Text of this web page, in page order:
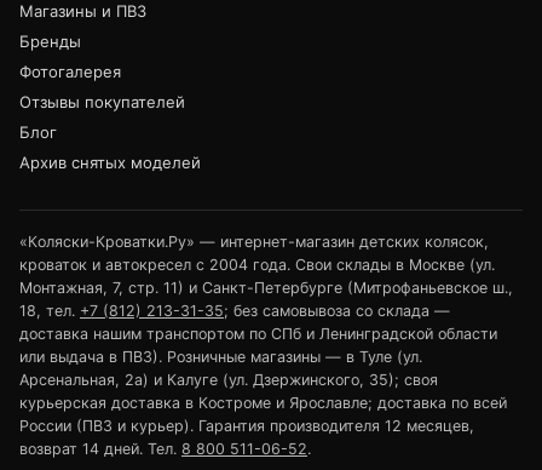
Магазины и ПВЗ
Бренды
Фотогалерея
Отзывы покупателей
Блог
Архив снятых моделей
«Коляски-Кроватки.Ру» — интернет-магазин детских колясок,
кроваток и автокресел с 2004 года. Свои склады в Москве (ул.
Монтажная, 7, стр. 11) и Санкт-Петербурге (Митрофаньевское ш.,
18, тел. +7 (812) 213-31-35; без самовывоза со склада —
доставка нашим транспортом по СПб и Ленинградской области
или выдача в ПВЗ). Розничные магазины — в Туле (ул.
Арсенальная, 2а) и Калуге (ул. Дзержинского, 35); своя
курьерская доставка в Костроме и Ярославле; доставка по всей
России (ПВЗ и курьер). Гарантия производителя 12 месяцев,
возврат 14 дней. Тел. 8 800 511-06-52.